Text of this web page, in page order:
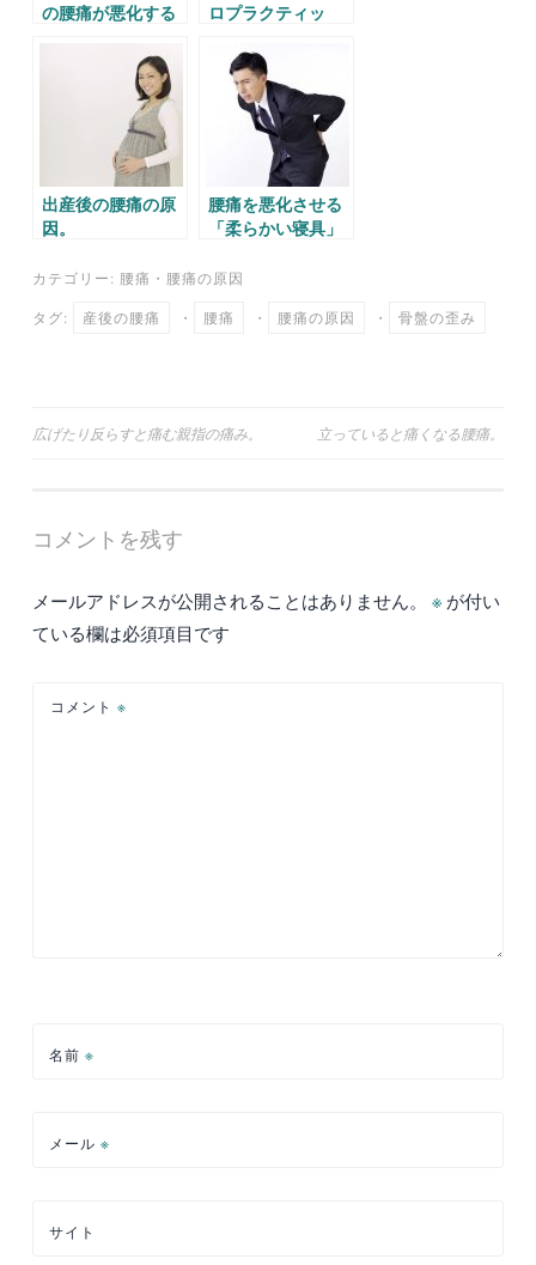
の腰痛が悪化する
ロプラクティッ
出産後の腰痛の原
因。
腰痛を悪化させる
「柔らかい寝具」
カテゴリー: 腰痛 ・ 腰痛の原因
タグ: 産後の腰痛 ・ 腰痛 ・ 腰痛の原因 ・ 骨盤の歪み
投
ビ
ー
シ
広げたり反らすと痛む親指の痛み。 立っていると痛くなる腰痛。
コメントを残す
メールアドレスが公開されることはありません。 ※ が付い
ている欄は必須項目です
コメント ※
名前 ※
メール ※
サイト